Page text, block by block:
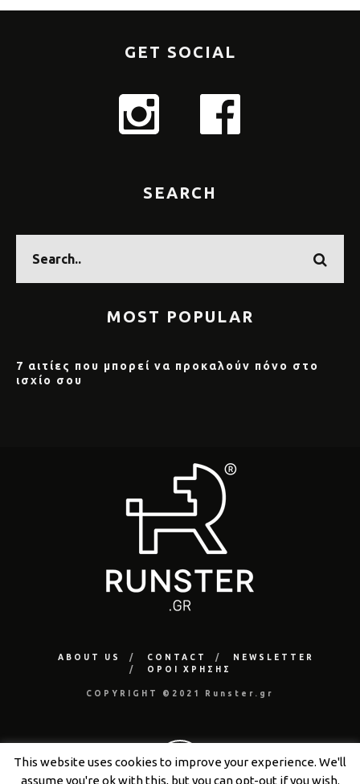
GET SOCIAL
SEARCH
MOST POPULAR
7 αιτίες που μπορεί να προκαλούν πόνο στο
ισχίο σου
ABOUT US CONTACT
NEWSLETTER
ΟΡΟΙ ΧΡΗΣΗΣ
COPYRIGHT ©2021 Runster.gr
This website uses cookies to improve your experience. We'll
assume you're ok with this, but you can opt-out if you wish.